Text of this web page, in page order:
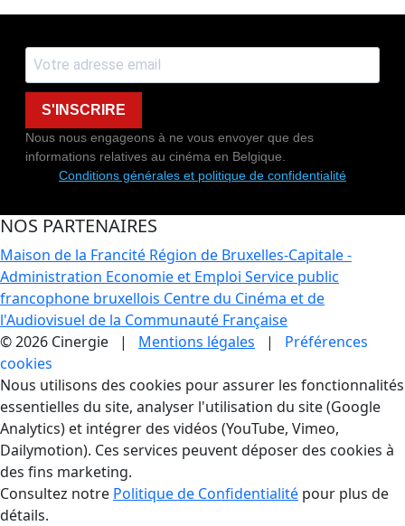
S'INSCRIRE
Nous nous engageons à ne vous envoyer que des
informations relatives au cinéma en Belgique.
Conditions générales et politique de confidentialité
NOS PARTENAIRES
Maison de la Francité Région de Bruxelles-Capitale -
Administration Economie et Emploi Service public
francophone bruxellois Centre du Cinéma et de
l'Audiovisuel de la Communauté Française
© 2026 Cinergie | Mentions légales | Préférences
cookies
Gestion des Cookies
Nous utilisons des cookies pour assurer les fonctionnalités
essentielles du site, analyser l'utilisation du site (Google
Analytics) et intégrer des vidéos (YouTube, Vimeo,
Dailymotion). Ces services peuvent déposer des cookies à
des fins marketing.
Consultez notre Politique de Confidentialité pour plus de
détails.